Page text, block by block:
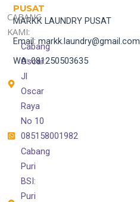
PUSAT
MARKK LAUNDRY PUSAT
Email: markk.laundry@gmail.com
WA: 081250503635
CABANG
KAMI:
Cabang
Oscar:
Jl
Oscar
Raya
No 10
085158001982
Cabang
Puri
BSI:
Puri